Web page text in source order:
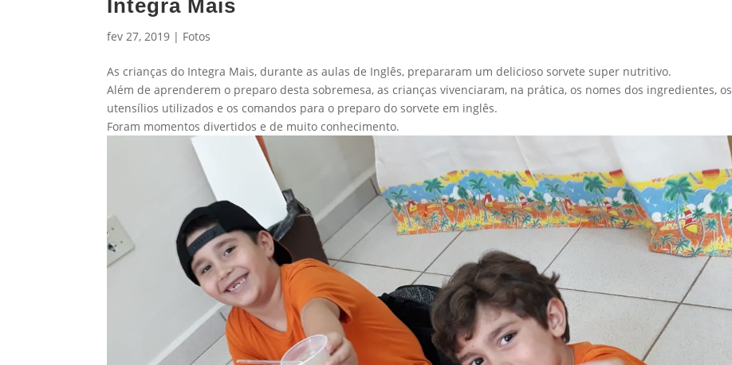
Integra Mais
fev 27, 2019 | Fotos
As crianças do Integra Mais, durante as aulas de Inglês, prepararam um delicioso sorvete super nutritivo.
Além de aprenderem o preparo desta sobremesa, as crianças vivenciaram, na prática, os nomes dos ingredientes, os
utensílios utilizados e os comandos para o preparo do sorvete em inglês.
Foram momentos divertidos e de muito conhecimento.